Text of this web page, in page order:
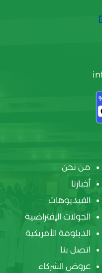
من نحن
أخبارنا
الفيديوهات
الجولات الإفتراضية
الدبلومة الأمريكية
اتصل بنا
عروض الشركاء